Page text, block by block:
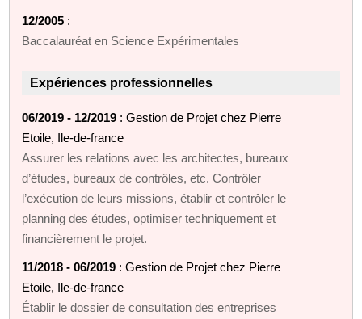
12/2005 :
Baccalauréat en Science Expérimentales
Expériences professionnelles
06/2019 - 12/2019 : Gestion de Projet chez Pierre
Etoile, Ile-de-france
Assurer les relations avec les architectes, bureaux
d’études, bureaux de contrôles, etc. Contrôler
l’exécution de leurs missions, établir et contrôler le
planning des études, optimiser techniquement et
financièrement le projet.
11/2018 - 06/2019 : Gestion de Projet chez Pierre
Etoile, Ile-de-france
Établir le dossier de consultation des entreprises